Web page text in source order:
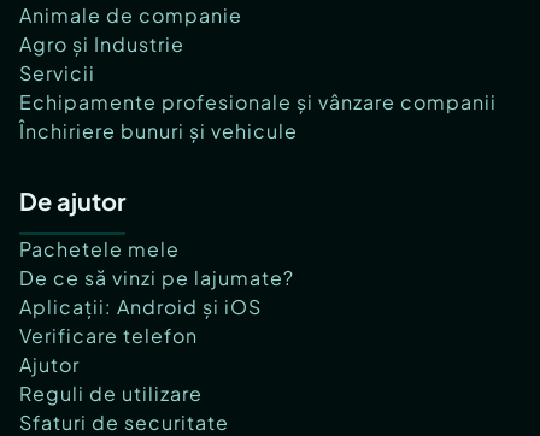
Animale de companie
Agro și Industrie
Servicii
Echipamente profesionale și vânzare companii
Închiriere bunuri și vehicule
De ajutor
Pachetele mele
De ce să vinzi pe lajumate?
Aplicații: Android și iOS
Verificare telefon
Ajutor
Reguli de utilizare
Sfaturi de securitate